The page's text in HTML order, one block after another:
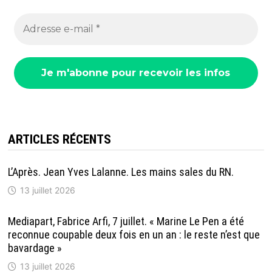
ARTICLES RÉCENTS
L’Après. Jean Yves Lalanne. Les mains sales du RN.
13 juillet 2026
Mediapart, Fabrice Arfi, 7 juillet. « Marine Le Pen a été
reconnue coupable deux fois en un an : le reste n’est que
bavardage »
13 juillet 2026